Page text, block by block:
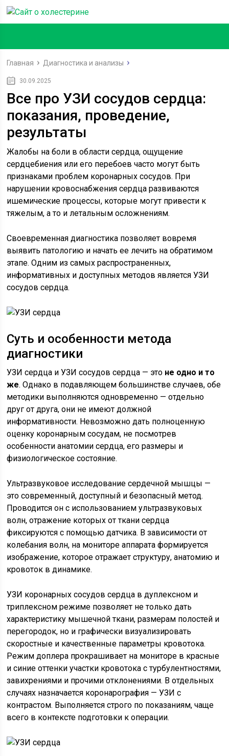
Главная Диагностика и анализы
30.09.2025
Все про УЗИ сосудов сердца:
показания, проведение,
результаты
Жалобы на боли в области сердца, ощущение
сердцебиения или его перебоев часто могут быть
признаками проблем коронарных сосудов. При
нарушении кровоснабжения сердца развиваются
ишемические процессы, которые могут привести к
тяжелым, а то и летальным осложнениям.
Своевременная диагностика позволяет вовремя
выявить патологию и начать ее лечить на обратимом
этапе. Одним из самых распространенных,
информативных и доступных методов является УЗИ
сосудов сердца.
Суть и особенности метода
диагностики
УЗИ сердца и УЗИ сосудов сердца — это не одно и то
же. Однако в подавляющем большинстве случаев, обе
методики выполняются одновременно — отдельно
друг от друга, они не имеют должной
информативности. Невозможно дать полноценную
оценку коронарным сосудам, не посмотрев
особенности анатомии сердца, его размеры и
физиологическое состояние.
Ультразвуковое исследование сердечной мышцы —
это современный, доступный и безопасный метод.
Проводится он с использованием ультразвуковых
волн, отражение которых от ткани сердца
фиксируются с помощью датчика. В зависимости от
колебания волн, на мониторе аппарата формируется
изображение, которое отражает структуру, анатомию и
кровоток в динамике.
УЗИ коронарных сосудов сердца в дуплексном и
триплексном режиме позволяет не только дать
характеристику мышечной ткани, размерам полостей и
перегородок, но и графически визуализировать
скоростные и качественные параметры кровотока.
Режим доплера прокрашивает на мониторе в красные
и синие оттенки участки кровотока с турбулентностями,
завихрениями и прочими отклонениями. В отдельных
случаях назначается коронарография — УЗИ с
контрастом. Выполняется строго по показаниям, чаще
всего в контексте подготовки к операции.